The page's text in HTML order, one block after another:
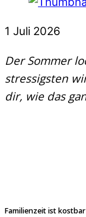
1 Juli 2026
Der Sommer
stressigsten
dir, wie das
Familienzeit ist